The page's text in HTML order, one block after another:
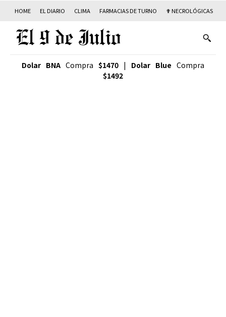
HOME EL DIARIO CLIMA FARMACIAS DE TURNO ✟ NECROLÓGICAS
Dolar BNA Compra $1470 | Dolar Blue Compra
$1492